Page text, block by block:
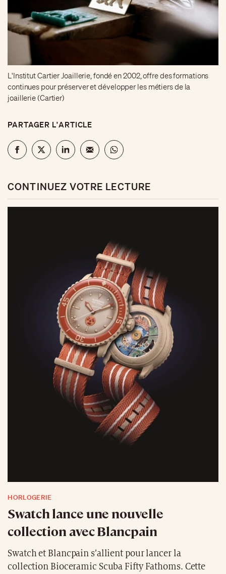
L'Institut Cartier Joaillerie, fondé en 2002, offre des formations
continues pour préserver et développer les métiers de la
joaillerie (Cartier)
PARTAGER L'ARTICLE
CONTINUEZ VOTRE LECTURE
HORLOGERIE
Swatch lance une nouvelle
collection avec Blancpain
Swatch et Blancpain s’allient pour lancer la
collection Bioceramic Scuba Fifty Fathoms. Cette